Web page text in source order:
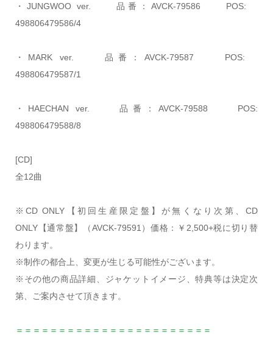
・JUNGWOO ver. 品番：AVCK-79586 POS:
498806479586/4
・MARK ver. 品番：AVCK-79587 POS:
498806479587/1
・HAECHAN ver. 品番：AVCK-79588 POS:
498806479588/8
[CD]
全12曲
※CD ONLY【初回生産限定盤】が無くなり次第、CD
ONLY【通常盤】（AVCK-79591）価格：￥2,500+税に切り替
わります。
※制作の都合上、変更が生じる可能性がございます。
※その他の商品詳細、ジャケットイメージ、特典等は決定次
第、ご案内させて頂きます。
＝＝＝＝＝＝＝＝＝＝＝＝＝＝＝＝＝＝＝＝＝＝＝